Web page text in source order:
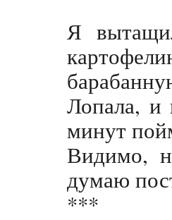
Я
Лопала, и
минут
Видимо,
думаю
***